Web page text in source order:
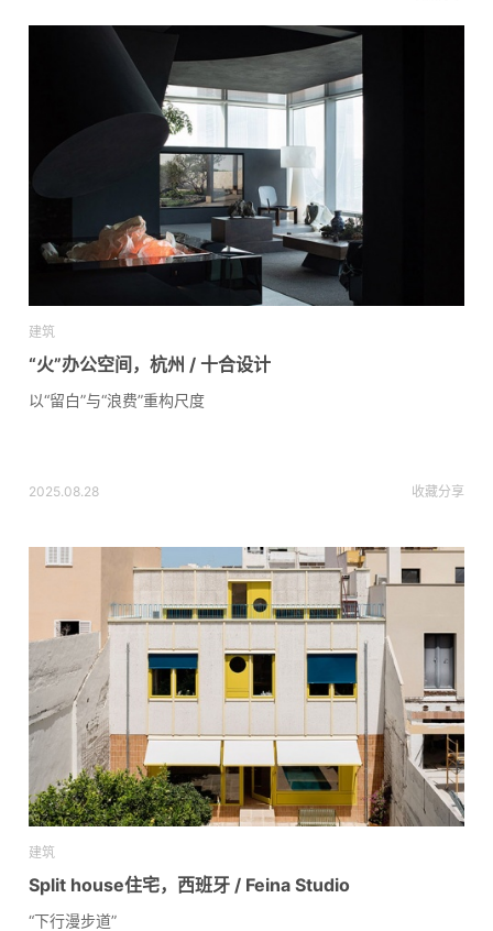
建筑
“火”办公空间，杭州 / 十合设计
以“留白”与“浪费”重构尺度
2025.08.28 收藏分享
建筑
Split house住宅，西班牙 / Feina Studio
“下行漫步道”